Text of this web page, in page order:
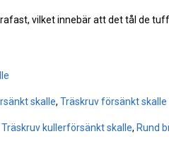
vilket innebär att det tål de
skalle, Träskruv försänkt skalle
Träskruv kullerförsänkt skalle, Rund